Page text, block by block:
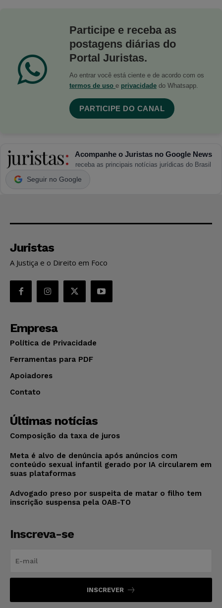
Participe e receba as
postagens diárias do
Portal Juristas.
Ao entrar você está ciente e de acordo com os
termos de uso e privacidade do Whatsapp.
PARTICIPE DO CANAL
Acompanhe o Juristas no Google News
receba as principais notícias jurídicas do Brasil
Seguir no Google
Juristas
A Justiça e o Direito em Foco
Empresa
Política de Privacidade
Ferramentas para PDF
Apoiadores
Contato
Últimas notícias
Composição da taxa de juros
Meta é alvo de denúncia após anúncios com
conteúdo sexual infantil gerado por IA circularem em
suas plataformas
Advogado preso por suspeita de matar o filho tem
inscrição suspensa pela OAB-TO
Inscreva-se
INSCREVER